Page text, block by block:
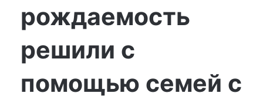
рождаемость
решили с
помощью семей с